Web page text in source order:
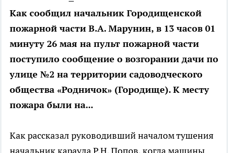
Как сообщил начальник Городищенской
пожарной части В.А. Марунин, в 13 часов 01
минуту 26 мая на пульт пожарной части
поступило сообщение о возгорании дачи по
улице №2 на территории садоводческого
общества «Родничок» (Городище). К месту
пожара были на...
Как рассказал руководивший началом тушения